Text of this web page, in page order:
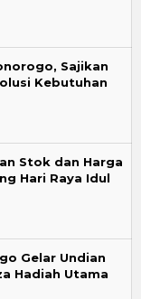
Sajikan
Kebutuhan
Stok dan Harga
Hari Raya Idul
Gelar Undian
Hadiah Utama